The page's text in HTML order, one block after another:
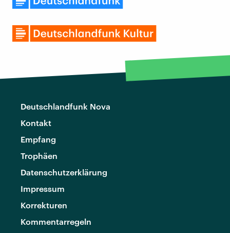
Deutschlandfunk Nova
Kontakt
Empfang
Trophäen
Datenschutzerklärung
Impressum
Korrekturen
Kommentarregeln